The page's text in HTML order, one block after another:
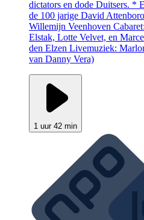
dictators en dode Duitsers. *
de 100 jarige David
Willemijn Veenhoven
Elstak, Lotte Velvet, en
den Elzen Livemuziek:
van Danny Vera)
1 uur 42 min